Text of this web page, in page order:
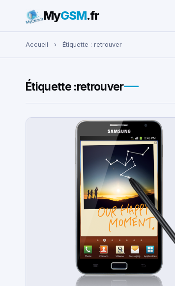
Rechercher :
MyGSM.fr
Accueil › Étiquette : retrouver
Étiquette :retrouver